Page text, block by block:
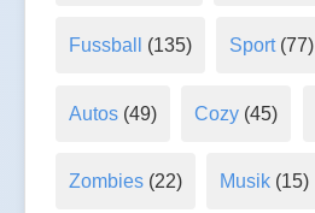
Fussball (135) Sport(77)
Autos(49) Cozy (45)
Zombies(22) Musik (15)